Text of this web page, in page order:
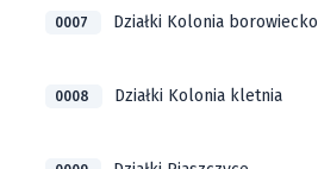
0007 Działki Kolonia borowiecko
0008 Działki Kolonia kletnia